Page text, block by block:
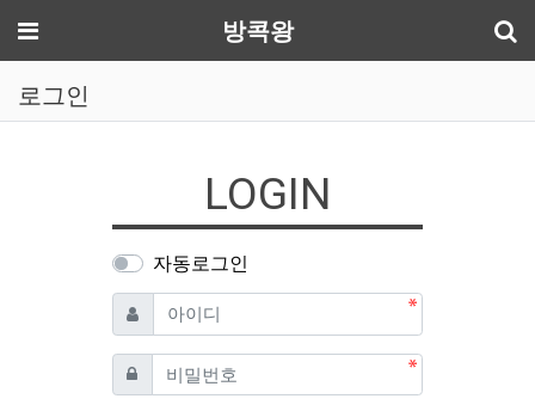
메뉴 방콕왕
로그인
LOGIN
자동로그인
아이디 필수
비밀번호필수